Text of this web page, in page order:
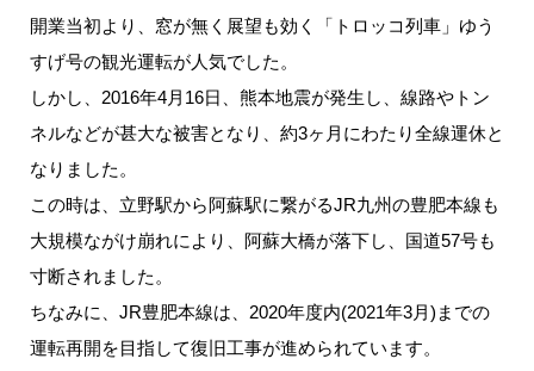
開業当初より、窓が無く展望も効く「トロッコ列車」ゆう
すげ号の観光運転が人気でした。
しかし、2016年4月16日、熊本地震が発生し、線路やトン
ネルなどが甚大な被害となり、約3ヶ月にわたり全線運休と
なりました。
この時は、立野駅から阿蘇駅に繋がるJR九州の豊肥本線も
大規模ながけ崩れにより、阿蘇大橋が落下し、国道57号も
寸断されました。
ちなみに、JR豊肥本線は、2020年度内(2021年3月)までの
運転再開を目指して復旧工事が進められています。